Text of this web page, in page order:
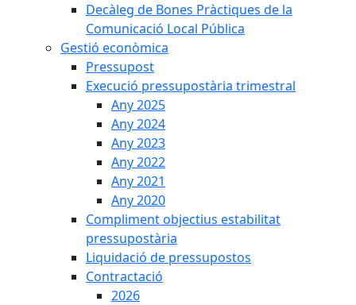
Decàleg de Bones Pràctiques de la
Comunicació Local Pública
Gestió econòmica
Pressupost
Execució pressupostària trimestral
Any 2025
Any 2024
Any 2023
Any 2022
Any 2021
Any 2020
Compliment objectius estabilitat
pressupostària
Liquidació de pressupostos
Contractació
2026